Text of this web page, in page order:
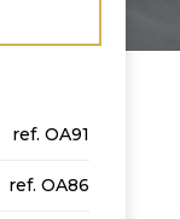
OA91
OA86